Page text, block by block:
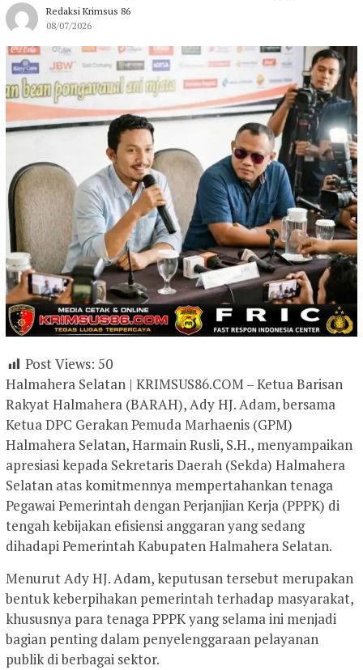
Redaksi Krimsus 86
08/07/2026
Post Views: 50
Halmahera Selatan | KRIMSUS86.COM – Ketua Barisan
Rakyat Halmahera (BARAH), Ady HJ. Adam, bersama
Ketua DPC Gerakan Pemuda Marhaenis (GPM)
Halmahera Selatan, Harmain Rusli, S.H., menyampaikan
apresiasi kepada Sekretaris Daerah (Sekda) Halmahera
Selatan atas komitmennya mempertahankan tenaga
Pegawai Pemerintah dengan Perjanjian Kerja (PPPK) di
tengah kebijakan efisiensi anggaran yang sedang
dihadapi Pemerintah Kabupaten Halmahera Selatan.
Menurut Ady HJ. Adam, keputusan tersebut merupakan
bentuk keberpihakan pemerintah terhadap masyarakat,
khususnya para tenaga PPPK yang selama ini menjadi
bagian penting dalam penyelenggaraan pelayanan
publik di berbagai sektor.